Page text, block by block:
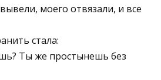
моего отвязали, и все
стала:
Ты же простынешь без